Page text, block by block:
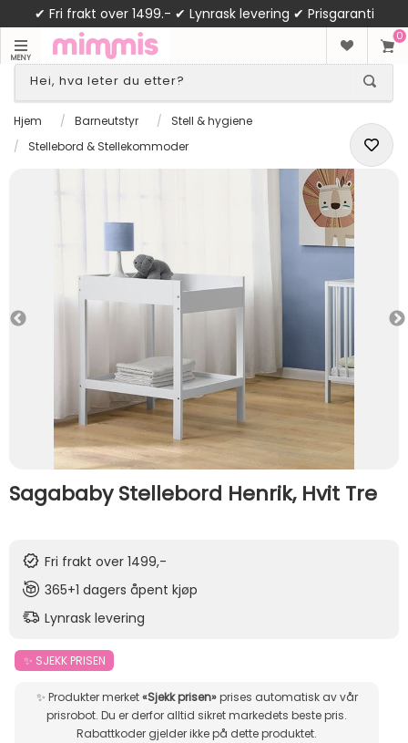
✔ Fri frakt over 1499.- ✔ Lynrask levering ✔ Prisgaranti
MENY
0
Hjem / Barneutstyr /
Stell & hygiene
/
Stellebord & Stellekommoder
Sagababy Stellebord Henrik, Hvit Tre
Fri frakt over 1499,-
365+1 dagers åpent kjøp
Lynrask levering
✨ SJEKK PRISEN
✨ Produkter merket«Sjekk prisen»prises automatisk av vår
prisrobot. Du er derfor alltid sikret markedets beste pris.
Rabattkoder gjelder ikke på dette produktet.